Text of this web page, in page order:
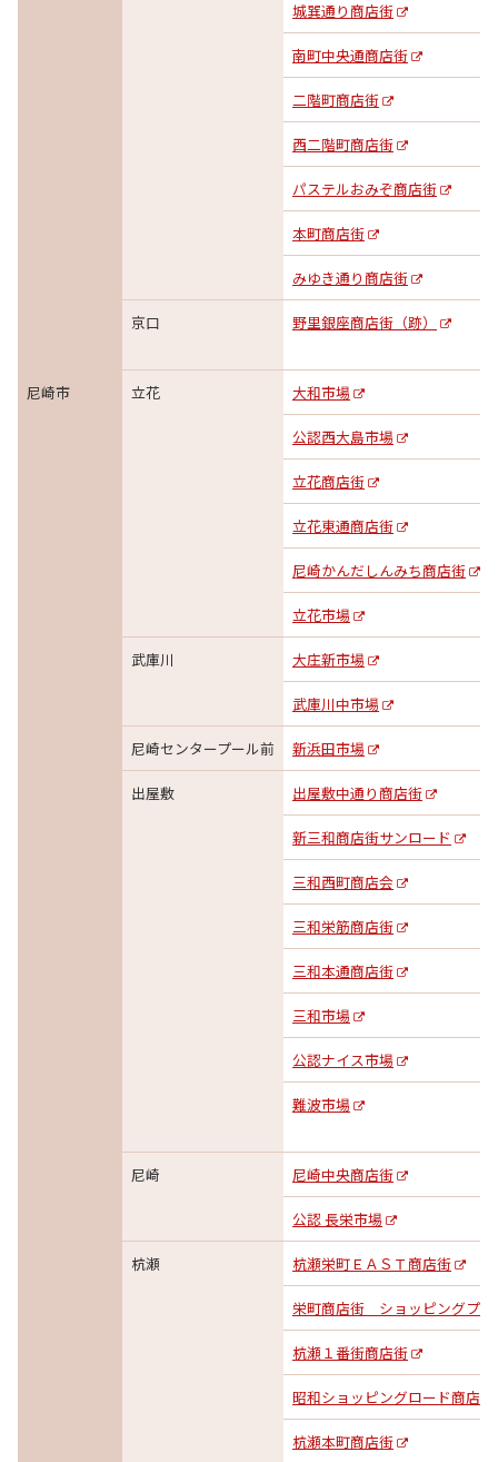
城巽通り商店街
南町中央通商店街
二階町商店街
西二階町商店街
パステルおみぞ商店街
本町商店街
みゆき通り商店街
京口 野里銀座商店街（跡）
尼崎市 立花 大和市場
公認西大島市場
立花商店街
立花東通商店街
尼崎かんだしんみち商店街
立花市場
武庫川 大庄新市場
武庫川中市場
尼崎センタープール前 新浜田市場
出屋敷 出屋敷中通り商店街
新三和商店街サンロード
三和西町商店会
三和栄筋商店街
三和本通商店街
三和市場
公認ナイス市場
難波市場
尼崎 尼崎中央商店街
公認 長栄市場
杭瀬 杭瀬栄町ＥＡＳＴ商店街
栄町商店街 ショッピングプラ
杭瀬１番街商店街
昭和ショッピングロード商店街
杭瀬本町商店街